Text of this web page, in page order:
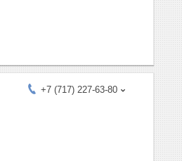
+7 (717) 227-63-80